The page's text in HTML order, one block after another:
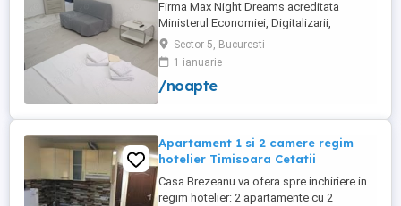
Firma Max Night Dreams acreditata
Ministerul Economiei, Digitalizarii,
Antreprenoriatului si Turismului închiriază
in regim hotelier in zona Drumul Taberei -
Ghencea diferite tipuri de camere Camera
single cu o suprafață totală de 16mp
cu o suprafață totală de ...
Sector 5, Bucuresti
1 ianuarie
/noapte
Apartament 1 si 2 camere regim
hotelier Timisoara Cetatii
Casa Brezeanu va ofera spre inchiriere in
regim hotelier: 2 apartamente cu 2